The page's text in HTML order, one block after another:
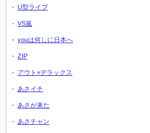
U型ライブ
VS嵐
youは何しに日本へ
ZIP
アウト×デラックス
あさイチ
あさが来た
あさチャン